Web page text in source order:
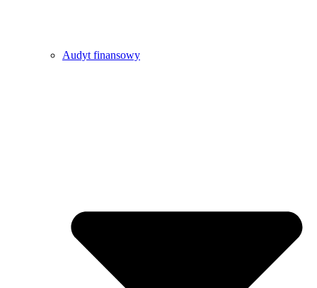
Audyt finansowy